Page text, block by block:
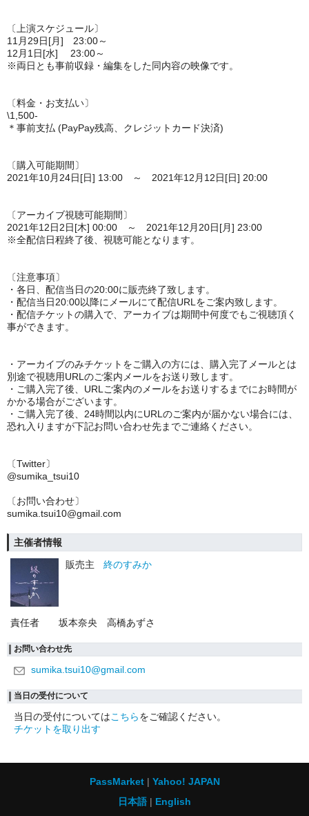
〔上演スケジュール〕
11月29日[月] 23:00～
12月1日[水] 23:00～
※両日とも事前収録・編集をした同内容の映像です。
〔料金・お支払い〕
\1,500-
＊事前支払 (PayPay残高、クレジットカード決済)
〔購入可能期間〕
2021年10月24日[日] 13:00 ～ 2021年12月12日[日] 20:00
〔アーカイブ視聴可能期間〕
2021年12日2日[木] 00:00 ～ 2021年12月20日[月] 23:00
※全配信日程終了後、視聴可能となります。
〔注意事項〕
・各日、配信当日の20:00に販売終了致します。
・配信当日20:00以降にメールにて配信URLをご案内致します。
・配信チケットの購入で、アーカイブは期間中何度でもご視聴頂く
事ができます。
・アーカイブのみチケットをご購入の方には、購入完了メールとは
別途で視聴用URLのご案内メールをお送り致します。
・ご購入完了後、URLご案内のメールをお送りするまでにお時間が
かかる場合がございます。
・ご購入完了後、24時間以内にURLのご案内が届かない場合には、
恐れ入りますが下記お問い合わせ先までご連絡ください。
〔Twitter〕
@sumika_tsui10
〔お問い合わせ〕
sumika.tsui10@gmail.com
主催者情報
販売主
終のすみか
責任者 坂本奈央 高橋あずさ
お問い合わせ先
sumika.tsui10@gmail.com
当日の受付について
当日の受付についてはこちらをご確認ください。
チケットを取り出す
PassMarket
Yahoo! JAPAN
日本語
English